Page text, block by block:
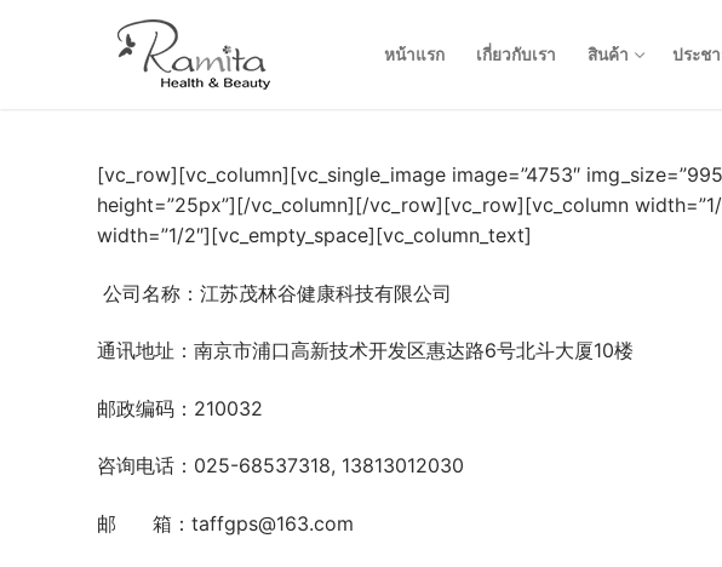
หน้าแรก เกี่ยวกับเรา สินค้า ประช
[vc_row][vc_column][vc_single_image image=”4753″
height=”25px”][/vc_column][/vc_row][vc_row][vc_column
width=”1/2″][vc_empty_space][vc_column_text]
公司名称：江苏茂林谷健康科技有限公司
通讯地址：南京市浦口高新技术开发区惠达路6号北斗大厦10楼
邮政编码：210032
咨询电话：025-68537318, 13813012030
邮 箱：taffgps@163.com